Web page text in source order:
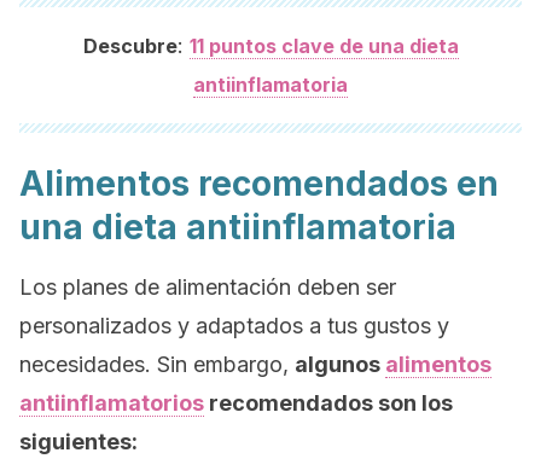
Descubre: 11 puntos clave de una dieta
antiinflamatoria
Alimentos recomendados en
una dieta antiinflamatoria
Los planes de alimentación deben ser
personalizados y adaptados a tus gustos y
necesidades. Sin embargo, algunos alimentos
antiinflamatorios recomendados son los
siguientes: